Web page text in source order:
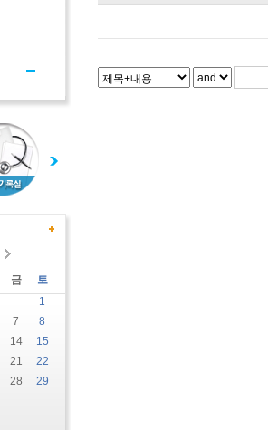
금
토
1
7
8
14
15
21
22
28
29